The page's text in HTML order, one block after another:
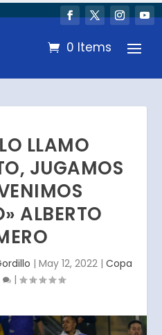
0 Items
LLAMO
JUGAMOS
ALBERTO
| May 12, 2022| Copa
|